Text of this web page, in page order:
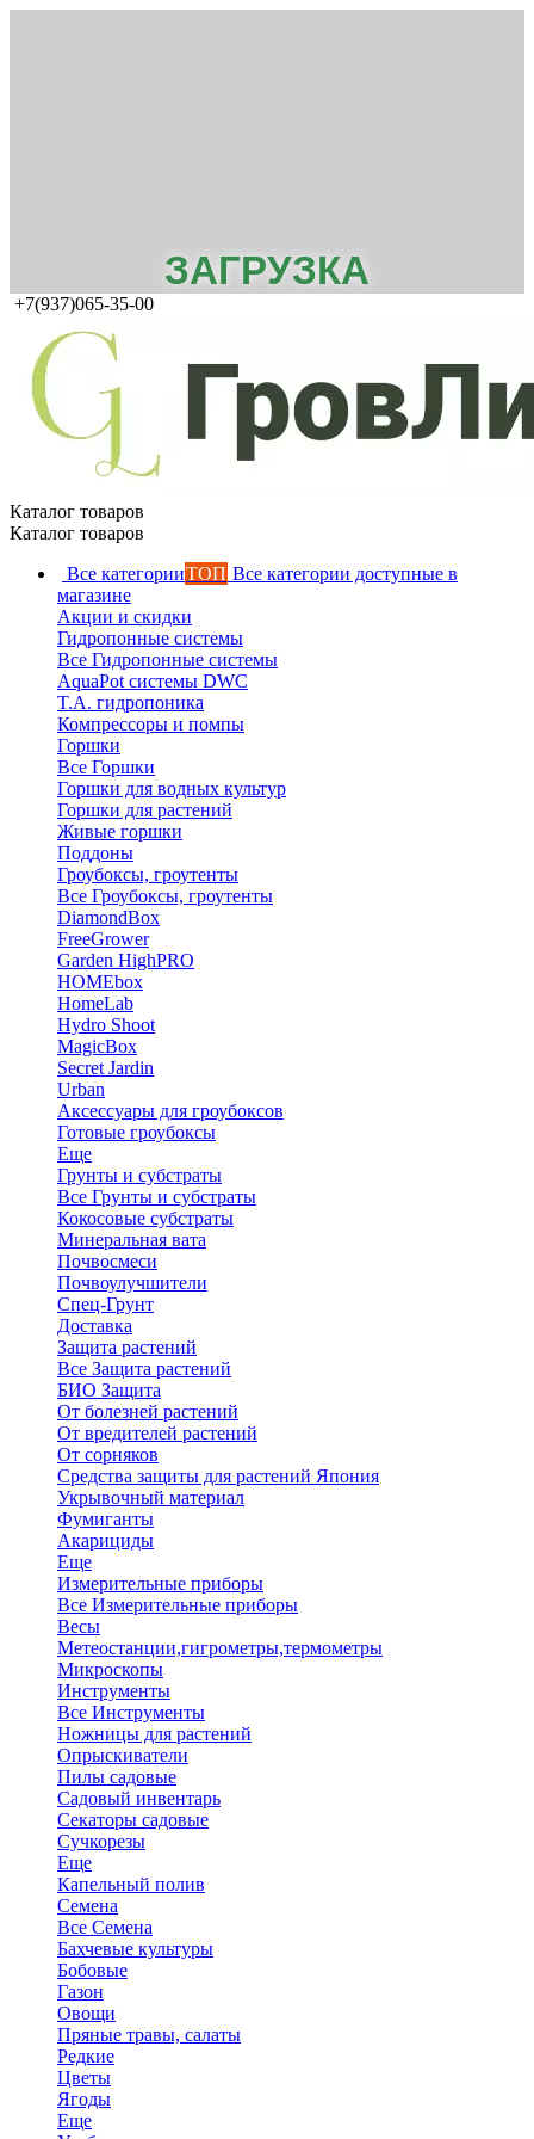
ЗАГРУЗКА
+7(937)065-35-00
Каталог товаров
Каталог товаров
Все категорииТОП Все категории доступные в
магазине
Акции и скидки
Гидропонные системы
Все Гидропонные системы
AquaPot системы DWC
T.A. гидропоника
Компрессоры и помпы
Горшки
Все Горшки
Горшки для водных культур
Горшки для растений
Живые горшки
Поддоны
Гроубоксы, гроутенты
Все Гроубоксы, гроутенты
DiamondBox
FreeGrower
Garden HighPRO
HOMEbox
HomeLab
Hydro Shoot
MagicBox
Secret Jardin
Urban
Аксессуары для гроубоксов
Готовые гроубоксы
Еще
Грунты и субстраты
Все Грунты и субстраты
Кокосовые субстраты
Минеральная вата
Почвосмеси
Почвоулучшители
Спец-Грунт
Доставка
Защита растений
Все Защита растений
БИО Защита
От болезней растений
От вредителей растений
От сорняков
Средства защиты для растений Япония
Укрывочный материал
Фумиганты
Акарициды
Еще
Измерительные приборы
Все Измерительные приборы
Весы
Метеостанции,гигрометры,термометры
Микроскопы
Инструменты
Все Инструменты
Ножницы для растений
Опрыскиватели
Пилы садовые
Садовый инвентарь
Секаторы садовые
Сучкорезы
Еще
Капельный полив
Семена
Все Семена
Бахчевые культуры
Бобовые
Газон
Овощи
Пряные травы, салаты
Редкие
Цветы
Ягоды
Еще